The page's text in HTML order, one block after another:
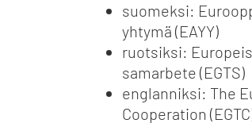
suomeksi:
yhtymä (EAYY)
ruotsiksi:
samarbete (EGTS)
englanniksi: The
Cooperation